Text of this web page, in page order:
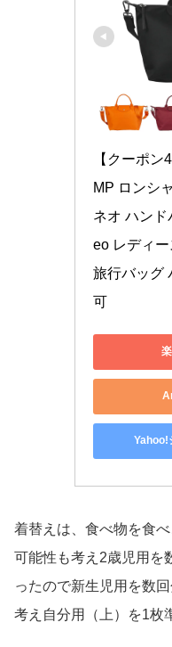
【クーポ
MP ロンシ
ネオ ハンド
eo レディ
旅行バッグ
可
Yahoo!
着替えは、食べ物を食
可能性も考え2歳児用を
ったので新生児用を数
考え自分用（上）を1枚